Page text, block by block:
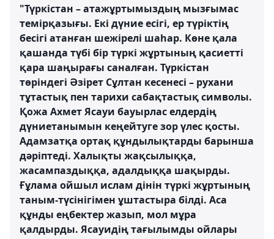
"Түркістан – атажұртымыздың мызғымас
темірқазығы. Екі дүние есігі, ер түріктің
бесігі атанған шежірелі шаһар. Көне қала
қашанда түбі бір түркі жұртының қасиетті
қара шаңырағы саналған. Түркістан
төріндегі Әзірет Сұлтан кесенесі – рухани
тұтастық пен тарихи сабақтастық символы.
Қожа Ахмет Ясауи бауырлас елдердің
дүниетанымын кеңейтуге зор үлес қосты.
Адамзатқа ортақ құндылықтарды барынша
дәріптеді. Халықты жақсылыққа,
жасампаздыққа, адалдыққа шақырды.
Ғұлама ойшыл ислам дінін түркі жұртының
таным-түсінігімен ұштастыра білді. Аса
құнды еңбектер жазып, мол мұра
қалдырды. Ясауидің тағылымды ойлары